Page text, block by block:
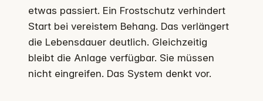
etwas passiert. Ein Frostschutz verhindert
Start bei vereistem Behang. Das verlängert
die Lebensdauer deutlich. Gleichzeitig
bleibt die Anlage verfügbar. Sie müssen
nicht eingreifen. Das System denkt vor.